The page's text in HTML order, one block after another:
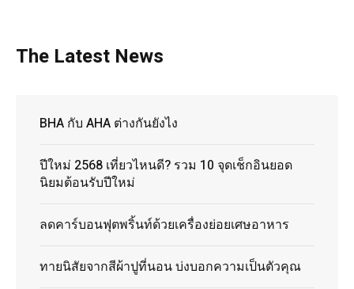
The Latest News
BHA กับ AHA ต่างกันยังไง
ปีใหม่ 2568 เที่ยวไหนดี? รวม 10 จุดเช็กอินยอด
นิยมต้อนรับปีใหม่
ลดคาร์บอนฟุตพริ้นท์ด้วยเครื่องย่อยเศษอาหาร
ทายนิสัยจากสีผ้าปูที่นอน บ่งบอกความเป็นตัวคุณ